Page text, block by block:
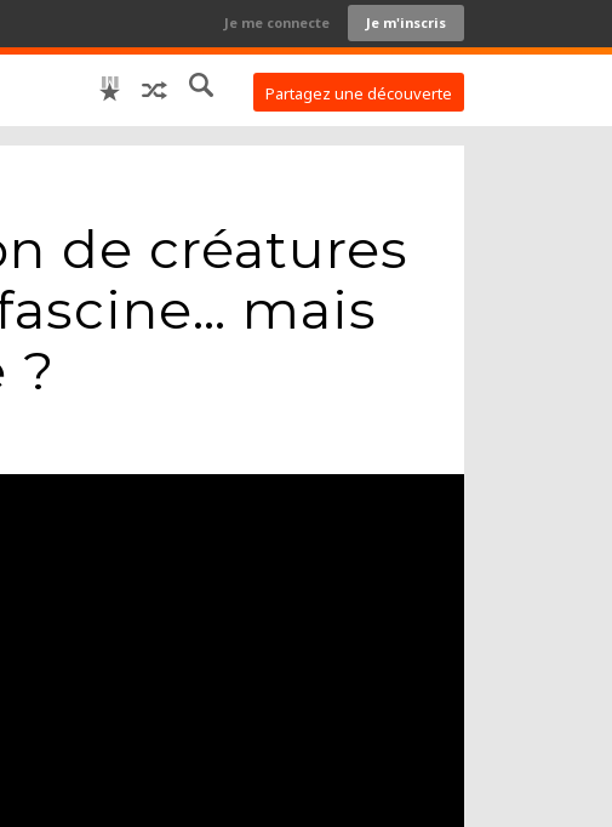
Je me connecte Je m'inscris
Partagez une découverte
de créatures
mais
?